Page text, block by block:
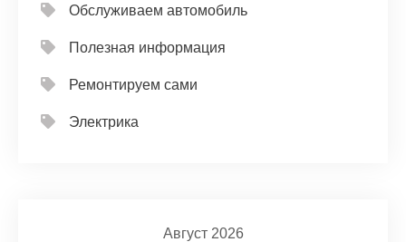
Обслуживаем автомобиль
Полезная информация
Ремонтируем сами
Электрика
Август 2026